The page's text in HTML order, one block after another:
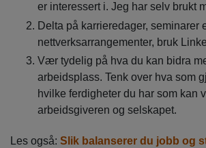
er interessert i. Jeg har selv brukt
Delta på karrieredager, seminarer
nettverksarrangementer, bruk
Vær tydelig på hva du kan bidra
arbeidsplass. Tenk over hva som
hvilke ferdigheter du har som kan
arbeidsgiveren og selskapet.
Les også: Slik balanserer du jobb og